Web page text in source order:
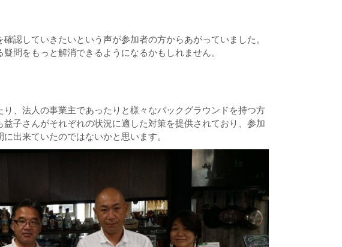
認していきたいという声が参加者の方からあがっていました。
問をもっと解消できるようになるかもしれません。
、法人の事業主であったりと様々なバックグラウンドを持つ方
子さんがそれぞれの状況に適した対策を提供されており、参加
出来ていたのではないかと思います。